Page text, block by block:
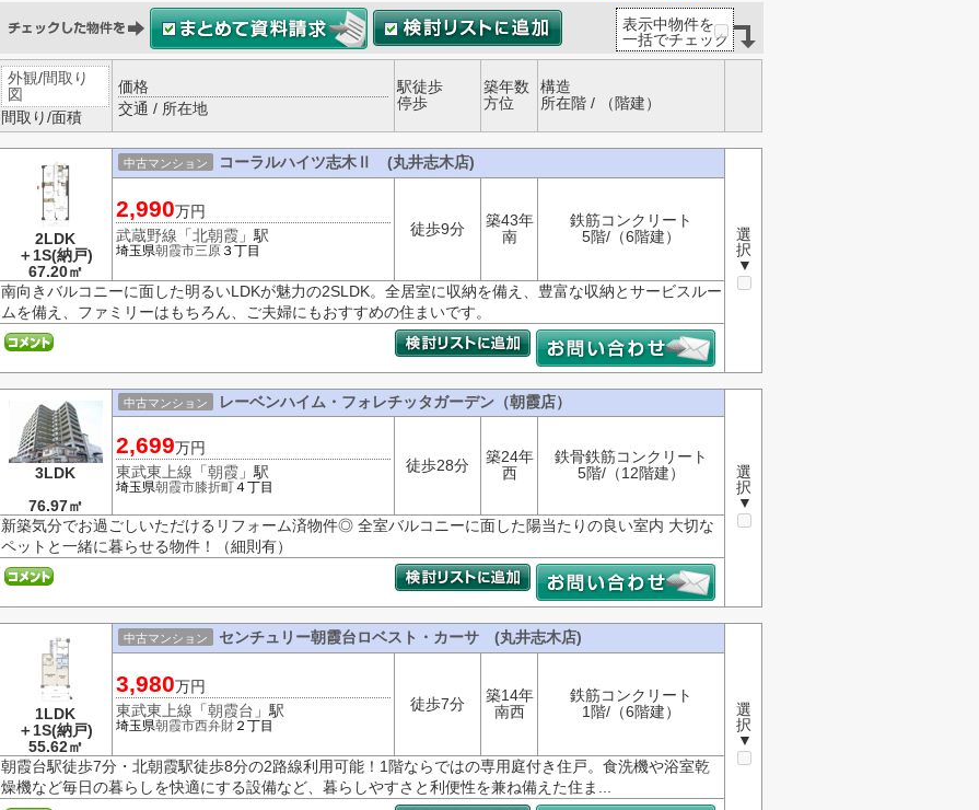
表示中物件を
一括でチェック
外観/間取り
図
間取り/面積
価格
交通 / 所在地
駅徒歩
停歩
築年数
方位
構造
所在階 / （階建）
2LDK
＋1S(納戸)
67.20㎡
中古マンション コーラルハイツ志木Ⅱ (丸井志木店)
選
択
▼
2,990万円
武蔵野線 「北朝霞 」駅
埼玉県朝霞市三原 ３丁目
徒歩9分
築43年
南
鉄筋コンクリート
5階/（6階建）
南向きバルコニーに面した明るいLDKが魅力の2SLDK。全居室に収納を備え、豊富な収納とサービスルー
ムを備え、ファミリーはもちろん、ご夫婦にもおすすめの住まいです。
3LDK
76.97㎡
中古マンション レーベンハイム・フォレチッタガーデン（朝霞店）
選
択
▼
2,699万円
東武東上線 「朝霞 」駅
埼玉県朝霞市膝折町４丁目
徒歩28分
築24年
西
鉄骨鉄筋コンクリート
5階/（12階建）
新築気分でお過ごしいただけるリフォーム済物件◎ 全室バルコニーに面した陽当たりの良い室内 大切な
ペットと一緒に暮らせる物件！（細則有）
1LDK
＋1S(納戸)
55.62㎡
中古マンション センチュリー朝霞台ロベスト・カーサ (丸井志木店)
選
択
▼
3,980万円
東武東上線 「朝霞台 」駅
埼玉県朝霞市西弁財 ２丁目
徒歩7分
築14年
南西
鉄筋コンクリート
1階/（6階建）
朝霞台駅徒歩7分・北朝霞駅徒歩8分の2路線利用可能！1階ならではの専用庭付き住戸。食洗機や浴室乾
燥機など毎日の暮らしを快適にする設備など、暮らしやすさと利便性を兼ね備えた住ま...